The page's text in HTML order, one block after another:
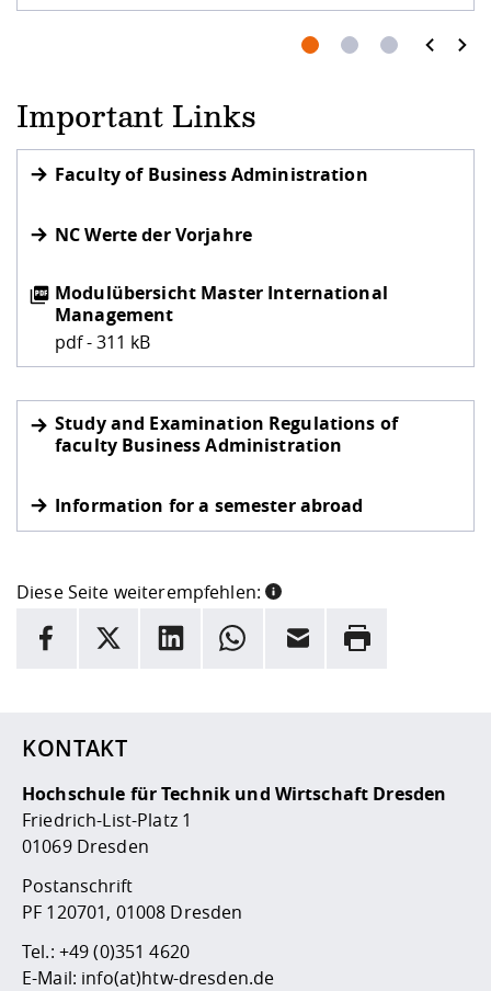
prev next
Important Links
Faculty of Business Administration
NC Werte der Vorjahre
Modulübersicht Master International
Management
pdf - 311 kB
Study and Examination Regulations of
faculty Business Administration
Information for a semester abroad
Diese Seite weiterempfehlen:
INFORMATION
Facebook
X LinkedInWhatsappE-Mail Drucken
KONTAKT
Hochschule für Technik und Wirtschaft Dresden
Friedrich-List-Platz 1
01069 Dresden
Postanschrift
PF 120701, 01008 Dresden
Tel.: +49 (0)351 4620
E-Mail: info(at)htw-dresden.de